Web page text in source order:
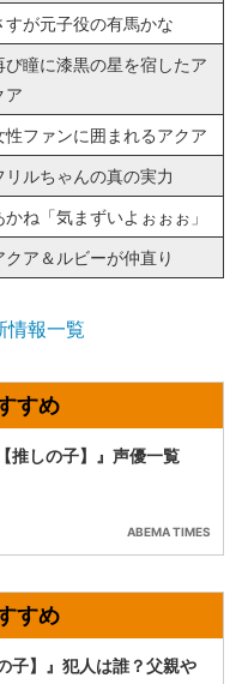
すが元子役の有馬かな
び瞳に漆黒の星を宿したア
ア
性ファンに囲まれるアクア
リルちゃんの真の実力
かね「気まずいよぉぉぉ」
クア＆ルビーが仲直り
情報一覧
推しの子】』声優一覧
ABEMA TIMES
子】』犯人は誰？父親や